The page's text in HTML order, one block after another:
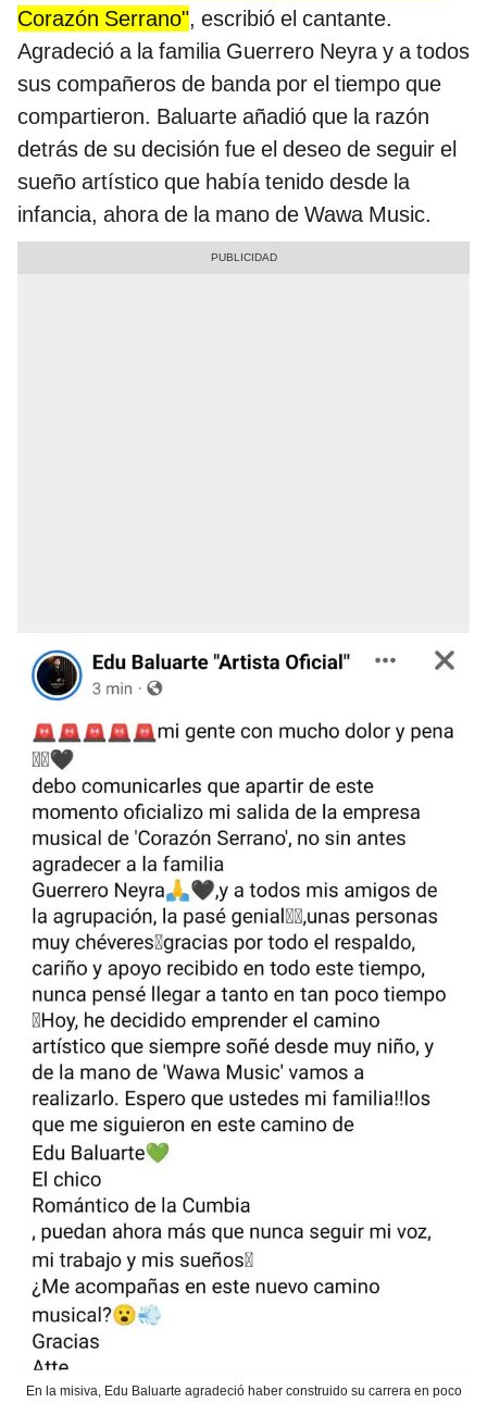
Corazón Serrano", escribió el cantante.
Agradeció a la familia Guerrero Neyra y a todos
sus compañeros de banda por el tiempo que
compartieron. Baluarte añadió que la razón
detrás de su decisión fue el deseo de seguir el
sueño artístico que había tenido desde la
infancia, ahora de la mano de Wawa Music.
En la misiva, Edu Baluarte agradeció haber construido su carrera en poco